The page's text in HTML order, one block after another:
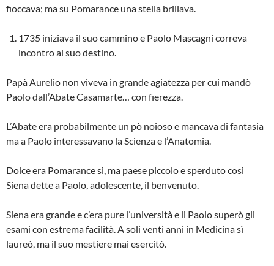
fioccava; ma su Pomarance una stella brillava.
1735 iniziava il suo cammino e Paolo Masca­gni correva
incontro al suo destino.
Papà Aurelio non viveva in grande agiatezza per cui mandò
Paolo dall’Abate Casamarte… con fierezza.
L’Abate era probabilmente un pò noioso e mancava di fantasia
ma a Paolo interessava­no la Scienza e l’Anatomia.
Dolce era Pomarance sì, ma paese piccolo e sperduto così
Siena dette a Paolo, adolescen­te, il benvenuto.
Siena era grande e c’era pure l’università e li Paolo superò gli
esami con estrema facilità. A soli venti anni in Medicina sì
laureò, ma il suo mestiere mai esercitò.